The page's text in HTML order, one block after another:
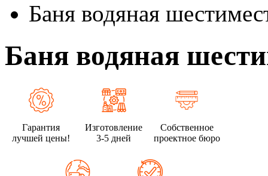
Баня водяная
Баня водяная
Гарантия
лучшей цены!
Изготовление
3-5 дней
Собственное
проектное бюро